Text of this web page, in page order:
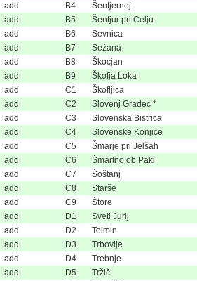
add B4
Šentjernej
add B5
Šentjur pri Celju
add B6
Sevnica
add B7
Sežana
add B8
Škocjan
add B9
Škofja Loka
add C1
Škofljica
add C2
Slovenj Gradec *
add C3
Slovenska Bistrica
add C4
Slovenske Konjice
add C5
Šmarje pri Jelšah
add C6
Šmartno ob Paki
add C7
Šoštanj
add C8
Starše
add C9
Štore
add D1
Sveti Jurij
add D2
Tolmin
add D3
Trbovlje
add D4
Trebnje
add D5
Tržič